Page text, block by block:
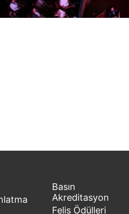
Basın
Akreditasyon
Felis Ödülleri